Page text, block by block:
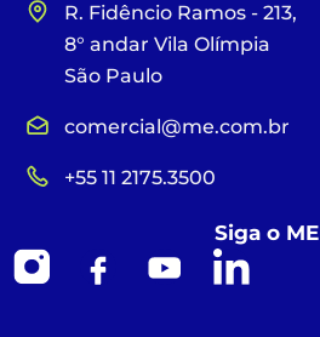
R. Fidêncio Ramos - 213,
8° andar Vila Olímpia
São Paulo
comercial@me.com.br
+55 11 2175.3500
Siga o ME